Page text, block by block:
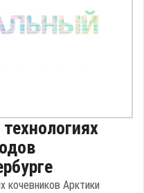
кочевников Арктики